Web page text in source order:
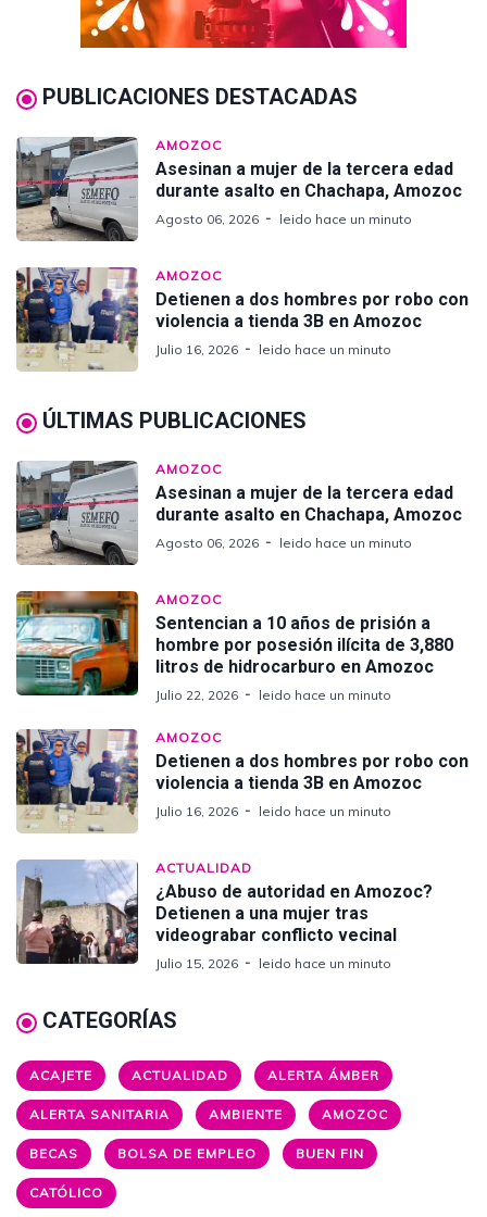
PUBLICACIONES DESTACADAS
AMOZOC
Asesinan a mujer de la tercera edad
durante asalto en Chachapa, Amozoc
Agosto 06, 2026 leido hace un minuto
AMOZOC
Detienen a dos hombres por robo con
violencia a tienda 3B en Amozoc
Julio 16, 2026 leido hace un minuto
ÚLTIMAS PUBLICACIONES
AMOZOC
Asesinan a mujer de la tercera edad
durante asalto en Chachapa, Amozoc
Agosto 06, 2026 leido hace un minuto
AMOZOC
Sentencian a 10 años de prisión a
hombre por posesión ilícita de 3,880
litros de hidrocarburo en Amozoc
Julio 22, 2026 leido hace un minuto
AMOZOC
Detienen a dos hombres por robo con
violencia a tienda 3B en Amozoc
Julio 16, 2026 leido hace un minuto
ACTUALIDAD
¿Abuso de autoridad en Amozoc?
Detienen a una mujer tras
videograbar conflicto vecinal
Julio 15, 2026 leido hace un minuto
CATEGORÍAS
ACAJETE ACTUALIDAD ALERTA ÁMBER
ALERTA SANITARIA AMBIENTE AMOZOC
BECAS BOLSA DE EMPLEO BUEN FIN
CATÓLICO